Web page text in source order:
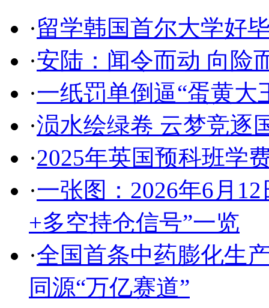
·留学韩国首尔大学好
·安陆：闻令而动 向险
·一纸罚单倒逼“蛋黄大
·涢水绘绿卷 云梦竞逐
·2025年英国预科班学
·一张图：2026年6月
+多空持仓信号”一览
·全国首条中药膨化生
同源“万亿赛道”